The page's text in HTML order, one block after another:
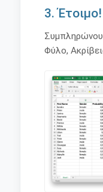
3. Έτοιμο!
Φύλο,